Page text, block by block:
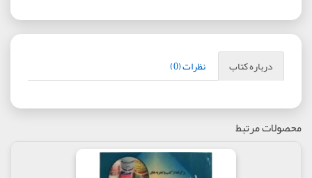
درباره کتاب نظرات (0)
محصولات مرتبط